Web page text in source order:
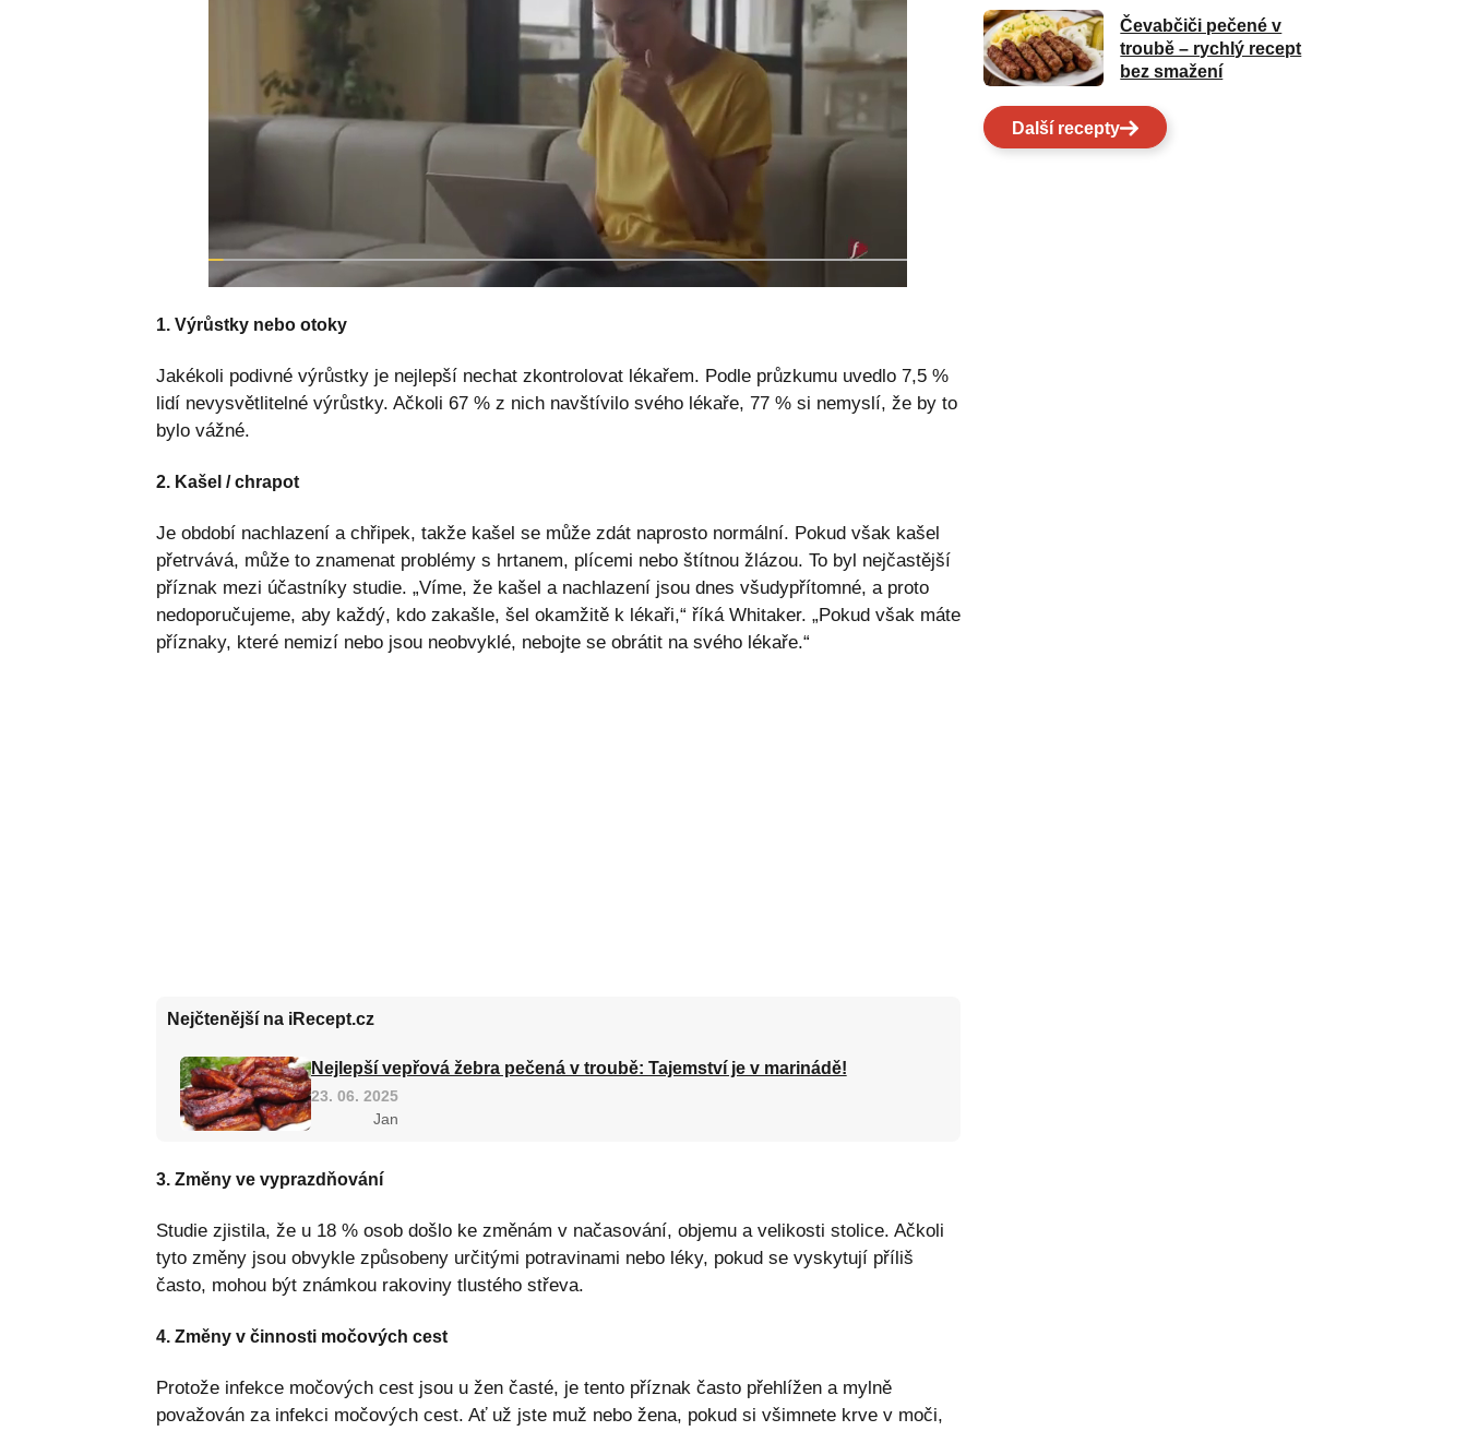
1. Výrůstky nebo otoky
Jakékoli podivné výrůstky je nejlepší nechat zkontrolovat lékařem. Podle průzkumu uvedlo 7,5 %
lidí nevysvětlitelné výrůstky. Ačkoli 67 % z nich navštívilo svého lékaře, 77 % si nemyslí, že by to
bylo vážné.
2. Kašel / chrapot
Je období nachlazení a chřipek, takže kašel se může zdát naprosto normální. Pokud však kašel
přetrvává, může to znamenat problémy s hrtanem, plícemi nebo štítnou žlázou. To byl nejčastější
příznak mezi účastníky studie. „Víme, že kašel a nachlazení jsou dnes všudypřítomné, a proto
nedoporučujeme, aby každý, kdo zakašle, šel okamžitě k lékaři,“ říká Whitaker. „Pokud však máte
příznaky, které nemizí nebo jsou neobvyklé, nebojte se obrátit na svého lékaře.“
Nejčtenější na iRecept.cz
Nejlepší vepřová žebra pečená v troubě: Tajemství je v marinádě!
23. 06. 2025
Jan
3. Změny ve vyprazdňování
Studie zjistila, že u 18 % osob došlo ke změnám v načasování, objemu a velikosti stolice. Ačkoli
tyto změny jsou obvykle způsobeny určitými potravinami nebo léky, pokud se vyskytují příliš
často, mohou být známkou rakoviny tlustého střeva.
4. Změny v činnosti močových cest
Protože infekce močových cest jsou u žen časté, je tento příznak často přehlížen a mylně
považován za infekci močových cest. Ať už jste muž nebo žena, pokud si všimnete krve v moči,
Čevabčiči pečené v
troubě – rychlý recept
bez smažení
Další recepty